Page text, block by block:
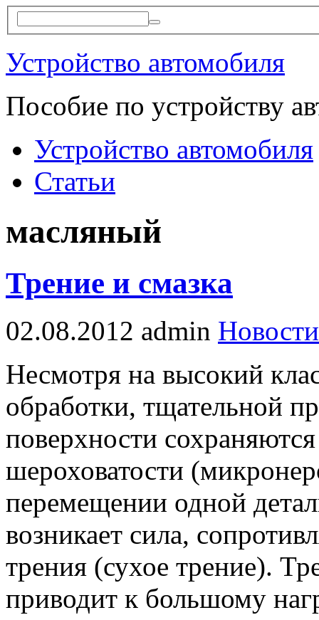
Устройство автомобиля
Пособие по устройству
Устройство автомобиля
Статьи
масляный
Трение и смазка
02.08.2012 admin Новости
Несмотря на высокий
обработки, тщательной
поверхности
шероховатости
перемещении одной
возникает сила,
трения (сухое трение).
приводит к большому